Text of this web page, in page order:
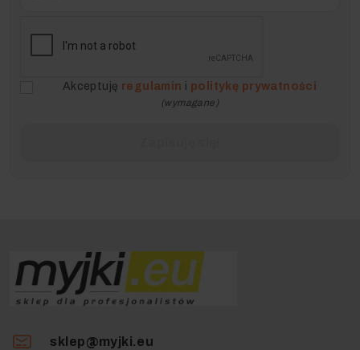
Akceptuję regulamin i politykę prywatności
(wymagane)
sklep@myjki.eu